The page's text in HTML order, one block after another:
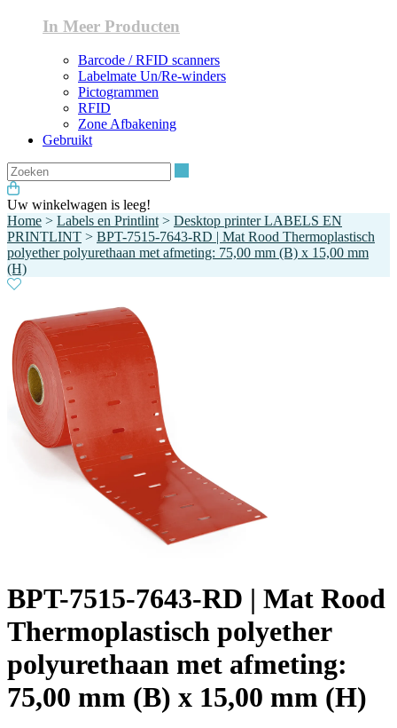
In Meer Producten
Barcode / RFID scanners
Labelmate Un/Re-winders
Pictogrammen
RFID
Zone Afbakening
Gebruikt
Uw winkelwagen is leeg!
Home > Labels en Printlint > Desktop printer LABELS EN
PRINTLINT > BPT-7515-7643-RD | Mat Rood Thermoplastisch
polyether polyurethaan met afmeting: 75,00 mm (B) x 15,00 mm
(H)
BPT-7515-7643-RD | Mat Rood
Thermoplastisch polyether
polyurethaan met afmeting:
75,00 mm (B) x 15,00 mm (H)